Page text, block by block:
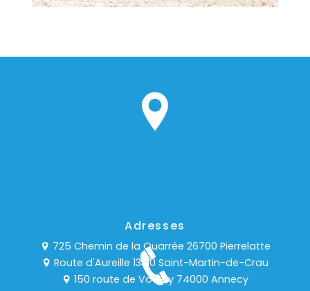
Adresses
725 Chemin de la Quarrée 26700 Pierrelatte
Route d'Aureille 13310 Saint-Martin-de-Crau
150 route de Vovray 74000 Annecy